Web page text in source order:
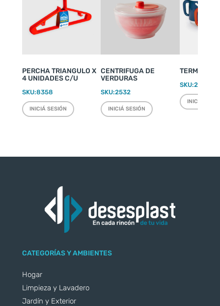
PERCHA TRIANGULO X
4 UNIDADES C/U
SKU:8358
INICIÁ SESIÓN
CENTRIFUGA DE
VERDURAS
SKU:2532
INICIÁ SESIÓN
TERMO
SKU:2220
INICIÁ
CATEGORÍAS Y AMBIENTES
Hogar
Limpieza y Lavadero
Jardín y Exterior